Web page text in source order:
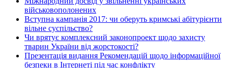
військовополонених
Вступна кампанія 2017: чи оберуть кримські абітурієнти
вільне суспільство?
Чи врятує комплексний законопроект щодо захисту
тварин України від жорстокості?
Презентація видання Рекомендацій щодо інформаційної
безпеки в Інтернеті під час конфлікту